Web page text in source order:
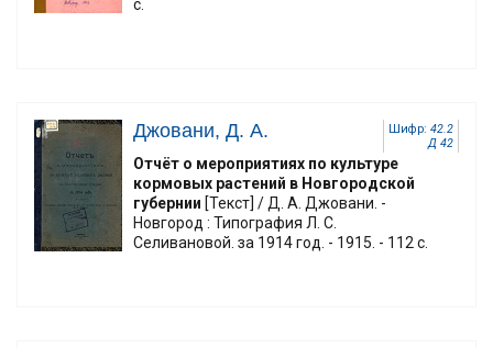
с.
Шифр: 42.2
Д 42
Джовани, Д. А.
Отчёт о мероприятиях по культуре
кормовых растений в Новгородской
губернии [Текст] / Д. А. Джовани. -
Новгород : Типография Л. С.
Селивановой. за 1914 год. - 1915. - 112 с.